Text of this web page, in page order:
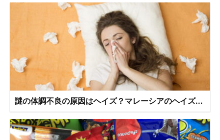
謎の体調不良の原因はヘイズ？マレーシアのヘイズ...